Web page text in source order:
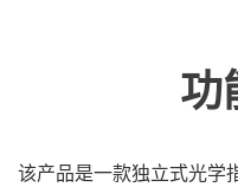
功
该产品是一款独立式光学